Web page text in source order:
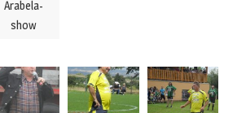
Arabela-
show